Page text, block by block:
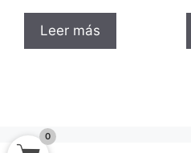
Leer más
0